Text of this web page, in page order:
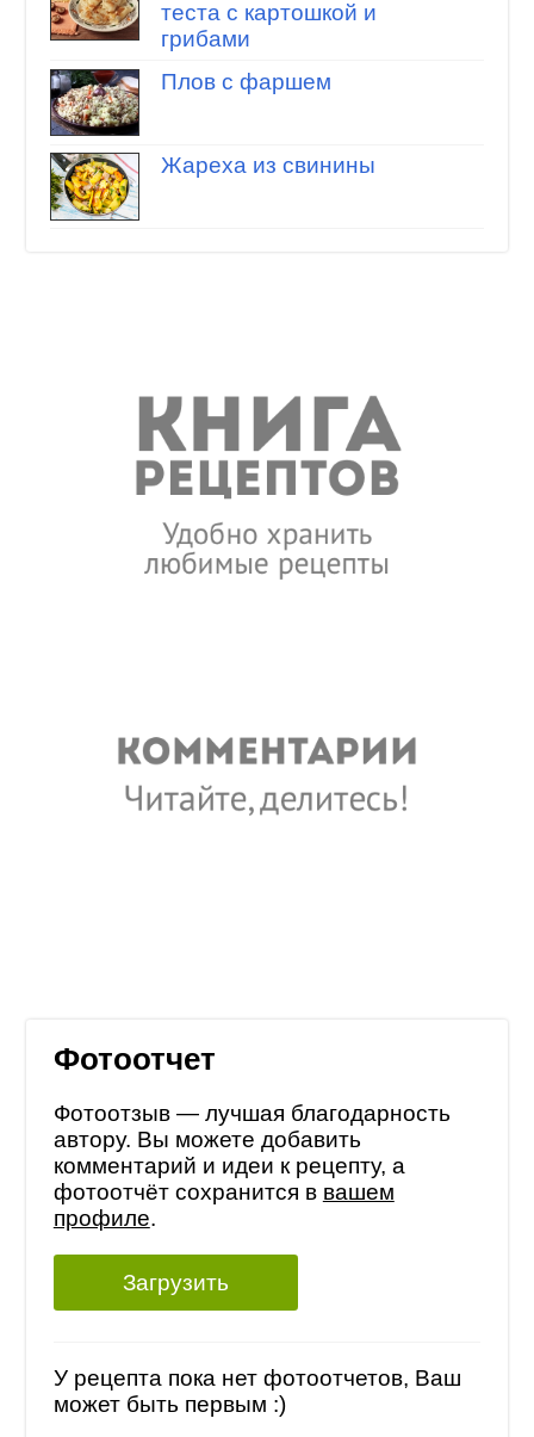
теста с картошкой и
грибами
Плов с фаршем
Жареха из свинины
Фотоотчет
Фотоотзыв — лучшая благодарность
автору. Вы можете добавить
комментарий и идеи к рецепту, а
фотоотчёт сохранится в вашем
профиле.
Загрузить
У рецепта пока нет фотоотчетов, Ваш
может быть первым :)